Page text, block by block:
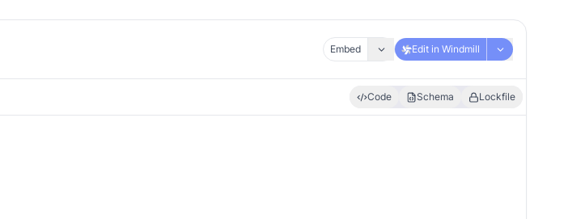
Embed Edit in Windmill
Code Schema Lockfile